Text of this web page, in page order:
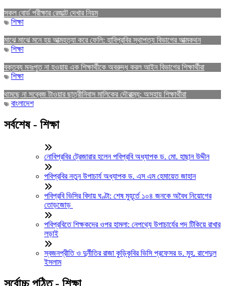
সকল বোর্ড পরীক্ষার রেজাল্ট দেখার নিয়ম
শিক্ষা
মাঝে মাঝে মনে হয় আত্মহত্যা করে ফেলি: হাবিপ্রবির স্থাপত্য বিভাগের আত্মকথন
শিক্ষা
বক্তব্য মনঃপুত না হওয়ায় এক শিক্ষার্থীকে অবরুদ্ধ করল আইন বিভাগের শিক্ষার্থীরা
শিক্ষা
থামছে না সব্বেজ টাওয়ার ছাত্রীনিবাস মালিকের দৌরাত্ম্য: অসহায় শিক্ষার্থীরা
বাংলাদেশ
সর্বশেষ - শিক্ষা
নোবিপ্রবির ট্রেজারার হলেন পবিপ্রবি অধ্যাপক ড. মো. হাছান উদ্দীন
পবিপ্রবির নতুন উপাচার্য অধ্যাপক ড. এস এম হেমায়েত জাহান
পবিপ্রবি ভিসির বিদায় ঘণ্টা: শেষ মুহূর্তে ১০৪ জনকে অবৈধ নিয়োগের
তোড়জোড়
পবিপ্রবিতে শিক্ষকদের ওপর হামলা: নেপথ্যে উপাচার্যের পদ টিকিয়ে রাখার
লড়াই
স্বজনপ্রীতি ও দুর্নীতির রাজা কুড়িকৃবির ভিসি প্রফেসর ড. মুহ. রাশেদুল
ইসলাম
সর্বোচ্চ পঠিত - শিক্ষা